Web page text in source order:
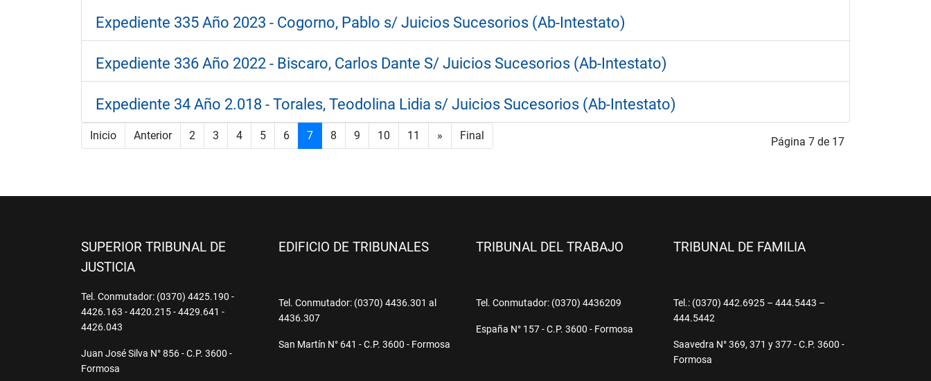
Expediente 335 Año 2023 - Cogorno, Pablo s/ Juicios Sucesorios (Ab-Intestato)
Expediente 336 Año 2022 - Biscaro, Carlos Dante S/ Juicios Sucesorios (Ab-Intestato)
Expediente 34 Año 2.018 - Torales, Teodolina Lidia s/ Juicios Sucesorios (Ab-Intestato)
Página 7 de 17
Inicio Anterior 2 3 4 5 6 7 8 9 10 11 » Final
SUPERIOR TRIBUNAL DE
JUSTICIA
Tel. Conmutador: (0370) 4425.190 -
4426.163 - 4420.215 - 4429.641 -
4426.043
Juan José Silva N° 856 - C.P. 3600 -
Formosa
EDIFICIO DE TRIBUNALES
Tel. Conmutador: (0370) 4436.301 al
4436.307
San Martín N° 641 - C.P. 3600 - Formosa
TRIBUNAL DEL TRABAJO
Tel. Conmutador: (0370) 4436209
España N° 157 - C.P. 3600 - Formosa
TRIBUNAL DE FAMILIA
Tel.: (0370) 442.6925 – 444.5443 –
444.5442
Saavedra N° 369, 371 y 377 - C.P. 3600 -
Formosa